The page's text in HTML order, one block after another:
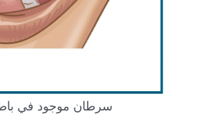
سرطان موجود في